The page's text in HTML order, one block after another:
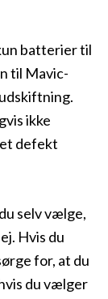
batterier til
til Mavic-
ikke
defekt
selv vælge,
Hvis du
for, at du
du vælger